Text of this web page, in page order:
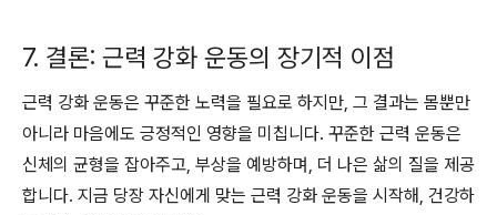
7. 결론: 근력 강화 운동의 장기적 이점
근력 강화 운동은 꾸준한 노력을 필요로 하지만, 그 결과는 몸뿐만
아니라 마음에도 긍정적인 영향을 미칩니다. 꾸준한 근력 운동은
신체의 균형을 잡아주고, 부상을 예방하며, 더 나은 삶의 질을 제공
합니다. 지금 당장 자신에게 맞는 근력 강화 운동을 시작해, 건강하